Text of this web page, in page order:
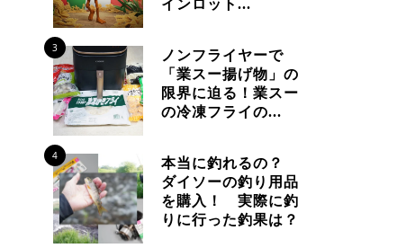
インロット...
3
ノンフライヤーで
「業スー揚げ物」の
限界に迫る！業スー
の冷凍フライの...
4
本当に釣れるの？
ダイソーの釣り用品
を購入！ 実際に釣
りに行った釣果は？